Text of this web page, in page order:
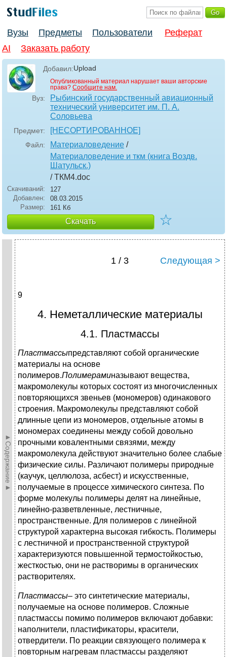
Вузы Предметы Пользователи
Реферат
AI
Заказать работу
Добавил:Upload
Опубликованный материал нарушает ваши авторские
права? Сообщите нам.
Вуз:
Рыбинский государственный авиационный
технический университет им. П. А.
Соловьева
Предмет: [НЕСОРТИРОВАННОЕ]
Файл: Материаловедение /
Материаловедение и ткм (книга Воздв.
Шатульск.)
/ ТКМ4.doc
Скачиваний:
127
Добавлен:
08.03.2015
Размер:
161 Кб
Скачать ☆
►Содержание►
1 / 3 Следующая >
9
4. Неметаллические материалы
4.1. Пластмассы
Пластмассыпредставляют собой органические
материалы на основе
полимеров.Полимераминазывают вещества,
макромолекулы которых состоят из многочисленных
повторяющихся звеньев (мономеров) одинакового
строения. Макромолекулы представляют собой
длинные цепи из мономеров, отдельные атомы в
мономерах соединены между собой довольно
прочными ковалентными связями, между
макромолекула действуют значительно более слабые
физические силы. Различают полимеры природные
(каучук, целлюлоза, асбест) и искусственные,
получаемые в процессе химического синтеза. По
форме молекулы полимеры делят на линейные,
линейно-разветвленные, лестничные,
пространственные. Для полимеров с линейной
структурой характерна высокая гибкость. Полимеры
с лестничной и пространственной структурой
характеризуются повышенной термостойкостью,
жесткостью, они не растворимы в органических
растворителях.
Пластмассы– это синтетические материалы,
получаемые на основе полимеров. Сложные
пластмассы помимо полимеров включают добавки:
наполнители, пластификаторы, красители,
отвердители. По реакции связующего полимера к
повторным нагревам пластмассы разделяют